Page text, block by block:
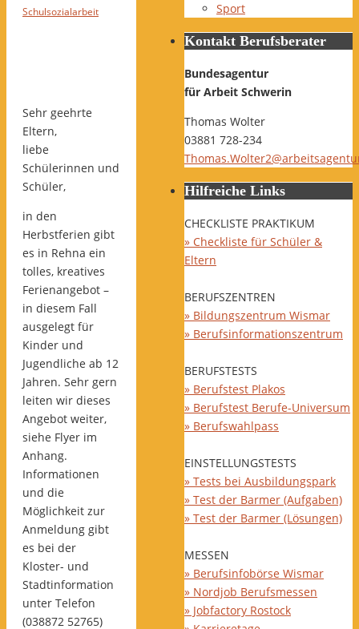
Schulsozialarbeit
Sehr geehrte
Eltern,
liebe
Schülerinnen und
Schüler,
in den
Herbstferien gibt
es in Rehna ein
tolles, kreatives
Ferienangebot –
in diesem Fall
ausgelegt für
Kinder und
Jugendliche ab 12
Jahren. Sehr gern
leiten wir dieses
Angebot weiter,
siehe Flyer im
Anhang.
Informationen
und die
Möglichkeit zur
Anmeldung gibt
es bei der
Kloster- und
Stadtinformation
unter Telefon
(038872 52765)
Sport
Kontakt Berufsberater
Bundesagentur
für Arbeit Schwerin
Thomas Wolter
03881 728-234
Hilfreiche Links
CHECKLISTE PRAKTIKUM
» Checkliste für Schüler &
Eltern
BERUFSZENTREN
» Bildungszentrum Wismar
» Berufsinformationszentrum
BERUFSTESTS
» Berufstest Plakos
» Berufstest Berufe-Universum
» Berufswahlpass
EINSTELLUNGSTESTS
» Tests bei Ausbildungspark
» Test der Barmer (Aufgaben)
» Test der Barmer (Lösungen)
MESSEN
» Berufsinfobörse Wismar
» Nordjob Berufsmessen
» Jobfactory Rostock